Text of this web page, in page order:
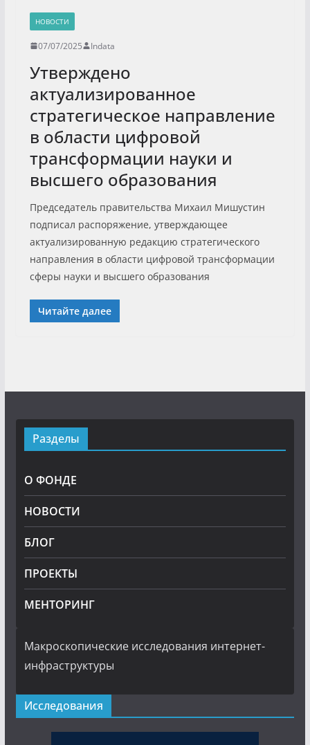
НОВОСТИ
07/07/2025 Indata
Утверждено
актуализированное
стратегическое направление
в области цифровой
трансформации науки и
высшего образования
Председатель правительства Михаил Мишустин
подписал распоряжение, утверждающее
актуализированную редакцию стратегического
направления в области цифровой трансформации
сферы науки и высшего образования
Читайте далее
Разделы
О ФОНДЕ
НОВОСТИ
БЛОГ
ПРОЕКТЫ
МЕНТОРИНГ
Макроскопические исследования интернет-
инфраструктуры
Исследования